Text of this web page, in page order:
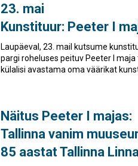
23. mai
Kunstituur: Peeter I
Laupäeval, 23. mail kutsume
pargi roheluses peituv Peeter I
külalisi avastama oma väärikat
Näitus Peeter I majas:
Tallinna vanim
85 aastat Tallinna